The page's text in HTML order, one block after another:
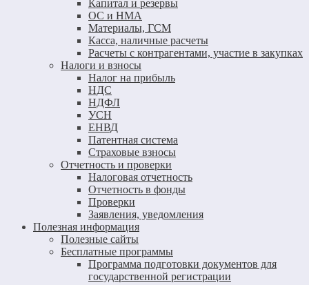
Капитал и резервы
ОС и НМА
Материалы, ГСМ
Касса, наличные расчеты
Расчеты с контрагентами, участие в закупках
Налоги и взносы
Налог на прибыль
НДС
НДФЛ
УСН
ЕНВД
Патентная система
Страховые взносы
Отчетность и проверки
Налоговая отчетность
Отчетность в фонды
Проверки
Заявления, уведомления
Полезная информация
Полезные сайты
Бесплатные программы
Программа подготовки документов для
государственной регистрации